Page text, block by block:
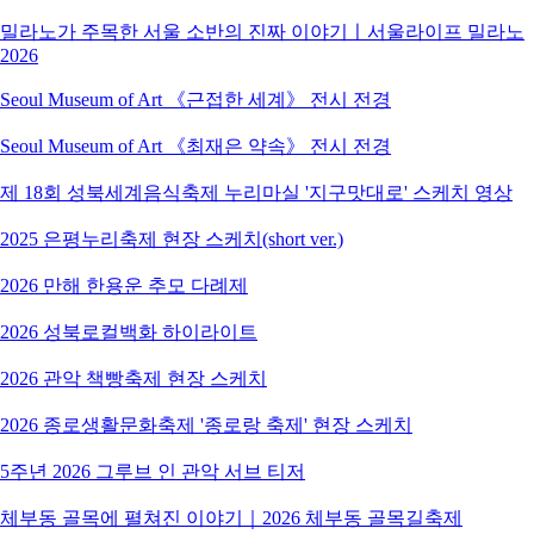
밀라노가 주목한 서울 소반의 진짜 이야기ㅣ서울라이프 밀라노
2026
Seoul Museum of Art 《근접한 세계》 전시 전경
Seoul Museum of Art 《최재은 약속》 전시 전경
제 18회 성북세계음식축제 누리마실 '지구맛대로' 스케치 영상
2025 은평누리축제 현장 스케치(short ver.)
2026 만해 한용운 추모 다례제
2026 성북로컬백화 하이라이트
2026 관악 책빵축제 현장 스케치
2026 종로생활문화축제 '종로랑 축제' 현장 스케치
5주년 2026 그루브 인 관악 서브 티저
체부동 골목에 펼쳐진 이야기｜2026 체부동 골목길축제